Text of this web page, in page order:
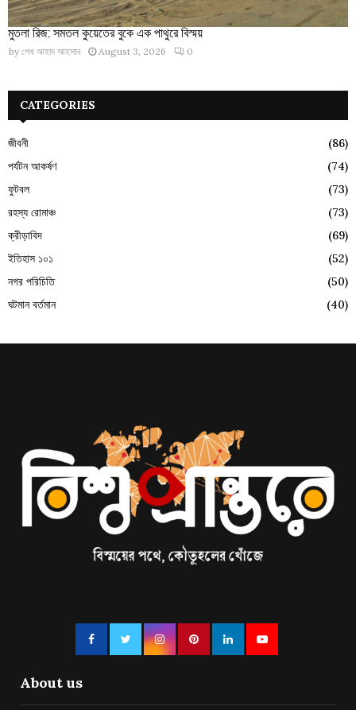
মুতলা রিজ: সমতল কুয়েতের বুকে এক পাথুরে বিস্ময়
by শেখ আহাদ আহসান August 3, 2026 0
CATEGORIES
জীবনী
(86)
পর্যটন আকর্ষণ
(74)
ফুটবল
(73)
রহস্য রোমাঞ্চ
(73)
ক্রীড়াবিদ
(69)
ইতিহাস ১০১
(52)
নগর পরিচিতি
(50)
ঘটমান বর্তমান
(40)
About us